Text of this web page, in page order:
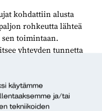
käytämme
ja/tai
tekniikoiden
kohdattiin alusta
rohkeutta lähteä
toimintaan.
yhteyden tunnetta
kokea olevansa